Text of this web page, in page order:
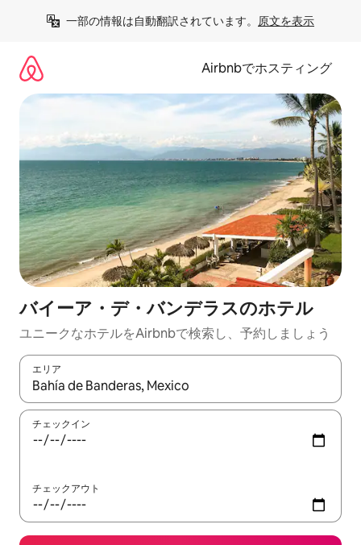
一部の情報は自動翻訳されています。 原文を表示
Airbnbでホスティング
バイーア・デ・バンデラスのホ⁠テ⁠ル
ユニークなホ⁠テ⁠ル⁠をAirbnb⁠で検⁠索⁠し⁠、予⁠約し⁠ま⁠し⁠ょ⁠う
エリア
検索結果が表示されたら、上下の矢印キーを使って移動するか
チェックイン
チェックアウト